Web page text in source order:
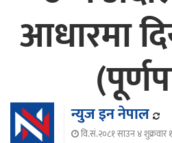
आधारमा
न्युज इन नेपाल
वि.सं.२०८१ साउन ४ शुक्रवार